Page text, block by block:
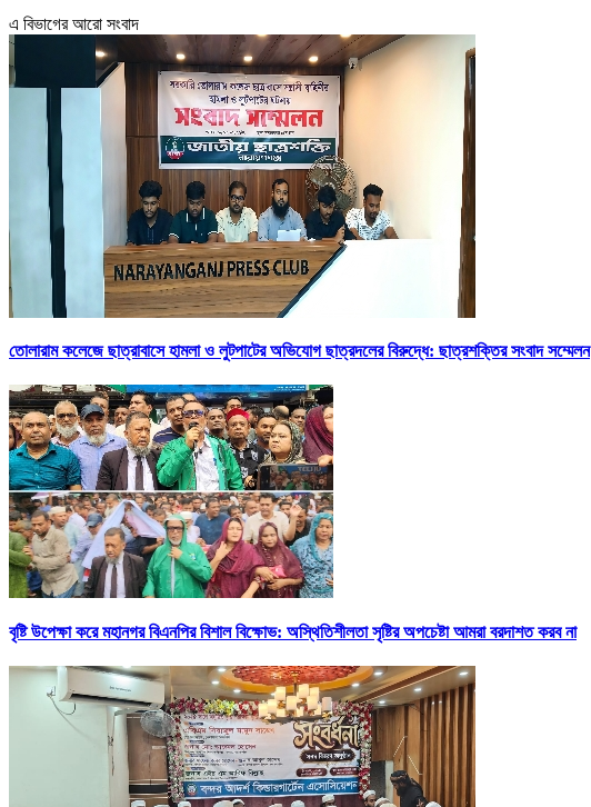
এ বিভাগের আরো সংবাদ
তোলারাম কলেজে ছাত্রাবাসে হামলা ও লুটপাটের অভিযোগ ছাত্রদলের বিরুদ্ধে: ছাত্রশক্তির সংবাদ সম্মেলন
বৃষ্টি উপেক্ষা করে মহানগর বিএনপির বিশাল বিক্ষোভ: অস্থিতিশীলতা সৃষ্টির অপচেষ্টা আমরা বরদাশত করব না